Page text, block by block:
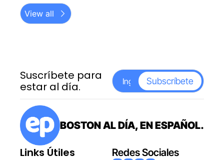
View all
Suscríbete para
estar al día.
Subscríbete
BOSTON AL DÍA, EN ESPAÑOL.
Links Útiles Redes Sociales